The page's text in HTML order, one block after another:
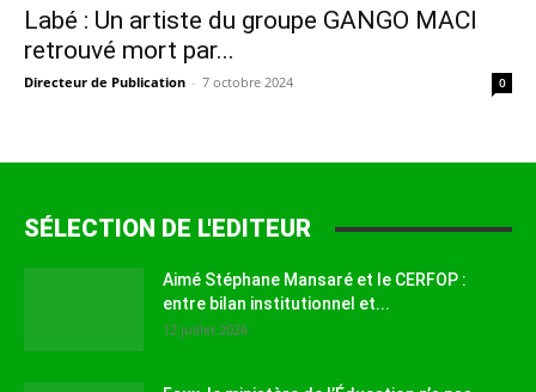
Labé : Un artiste du groupe GANGO MACI
retrouvé mort par...
Directeur de Publication - 7 octobre 2024 0
SÉLECTION DE L'EDITEUR
Aimé Stéphane Mansaré et le CERFOP :
entre bilan institutionnel et...
12 juillet 2026